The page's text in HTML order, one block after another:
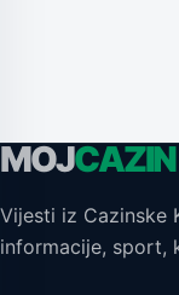
MOJCAZIN
Vijesti iz Cazinske
informacije, sport,